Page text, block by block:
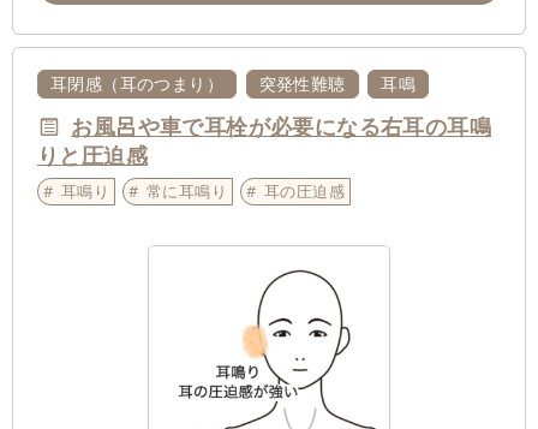
耳閉感（耳のつまり） 突発性難聴 耳鳴
お風呂や車で耳栓が必要になる右耳の耳鳴
りと圧迫感
耳鳴り 常に耳鳴り 耳の圧迫感